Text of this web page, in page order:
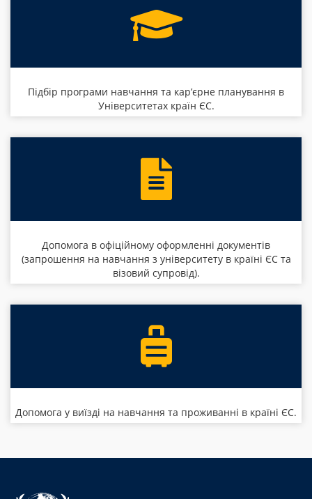
Підбір програми навчання та кар’єрне планування в
Університетах країн ЄС.
Допомога в офіційному оформленні документів
(запрошення на навчання з університету в країні ЄС та
візовий супровід).
Допомога у виїзді на навчання та проживанні в країні ЄС.